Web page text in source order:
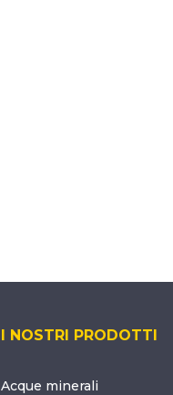
I NOSTRI PRODOTTI
Acque minerali